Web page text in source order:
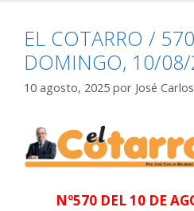
EL COTARRO /
DOMINGO, 10/
10 agosto, 2025 por José
Nº570 DEL 10 DE